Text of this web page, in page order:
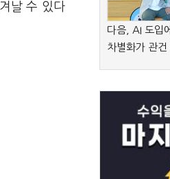
날 수 있다
다음, AI 도입
차별화가 관건